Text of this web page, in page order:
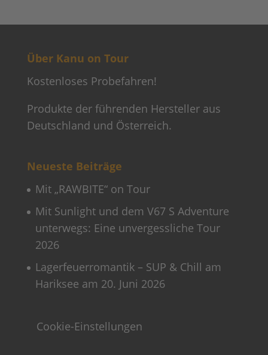
Über Kanu on Tour
Kostenloses Probefahren!
Produkte der führenden Hersteller aus
Deutschland und Österreich.
Neueste Beiträge
Mit „RAWBITE“ on Tour
Mit Sunlight und dem V67 S Adventure
unterwegs: Eine unvergessliche Tour
2026
Lagerfeuerromantik – SUP & Chill am
Hariksee am 20. Juni 2026
Cookie-Einstellungen